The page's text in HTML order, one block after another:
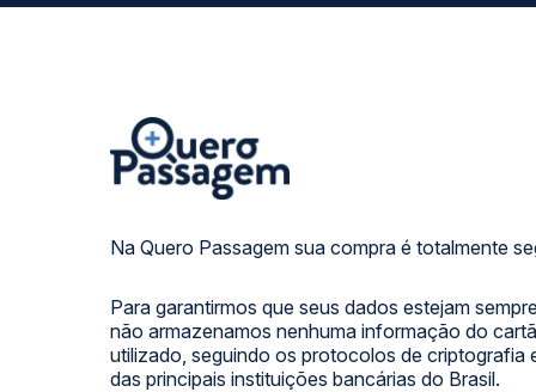
Na Quero Passagem sua compra é totalmente
Para garantirmos que seus dados estejam
não armazenamos nenhuma informação do
utilizado, seguindo os protocolos de criptografia
das principais instituições bancárias do Brasil.